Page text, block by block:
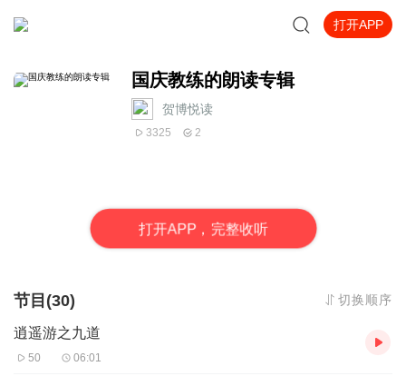
打开APP
国庆教练的朗读专辑
贺博悦读
3325 2
打开APP，完整收听
节目(30) 切换顺序
逍遥游之九道
50 06:01